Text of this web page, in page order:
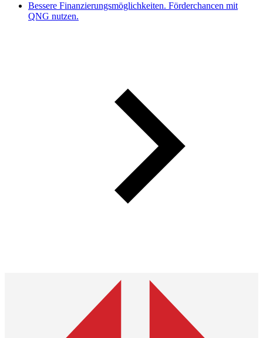
Bessere Finanzierungsmöglichkeiten. Förderchancen mit
QNG nutzen.